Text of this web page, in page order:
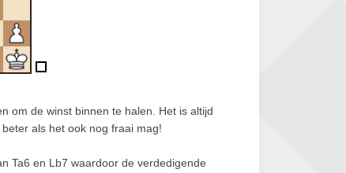
om de winst binnen te halen. Het is altijd
als het ook nog fraai mag!
Ta6 en Lb7 waardoor de verdedigende